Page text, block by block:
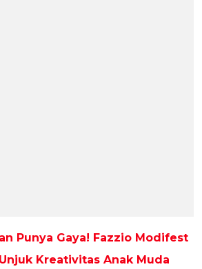
Punya Gaya! Fazzio Modifest
Kreativitas Anak Muda